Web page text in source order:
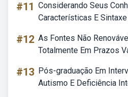
#11 Considerando Seus
Características E
#12 As Fontes Não
Totalmente Em Prazos
#13 Pós-graduação Em
Autismo E Deficiência